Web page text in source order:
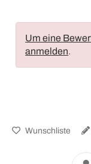
Um eine
anmelden.
Wunschliste